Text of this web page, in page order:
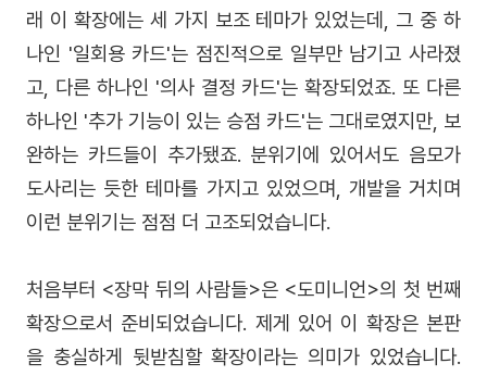
래 이 확장에는 세 가지 보조 테마가 있었는데, 그 중 하
나인 '일회용 카드'는 점진적으로 일부만 남기고 사라졌
고, 다른 하나인 '의사 결정 카드'는 확장되었죠. 또 다른
하나인 '추가 기능이 있는 승점 카드'는 그대로였지만, 보
완하는 카드들이 추가됐죠. 분위기에 있어서도 음모가
도사리는 듯한 테마를 가지고 있었으며, 개발을 거치며
이런 분위기는 점점 더 고조되었습니다.
처음부터 <장막 뒤의 사람들>은 <도미니언>의 첫 번째
확장으로서 준비되었습니다. 제게 있어 이 확장은 본판
을 충실하게 뒷받침할 확장이라는 의미가 있었습니다.